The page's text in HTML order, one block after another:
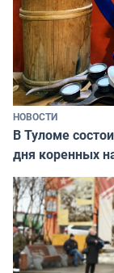
НОВОСТИ
В Туломе
дня коренных